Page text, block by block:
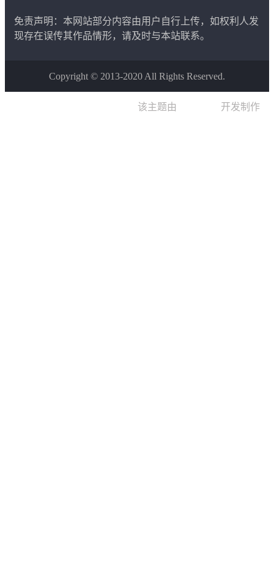
免责声明：本网站部分内容由用户自行上传，如权利人发
现存在误传其作品情形，请及时与本站联系。
Copyright © 2013-2020 All Rights Reserved.
该主题由 开发制作